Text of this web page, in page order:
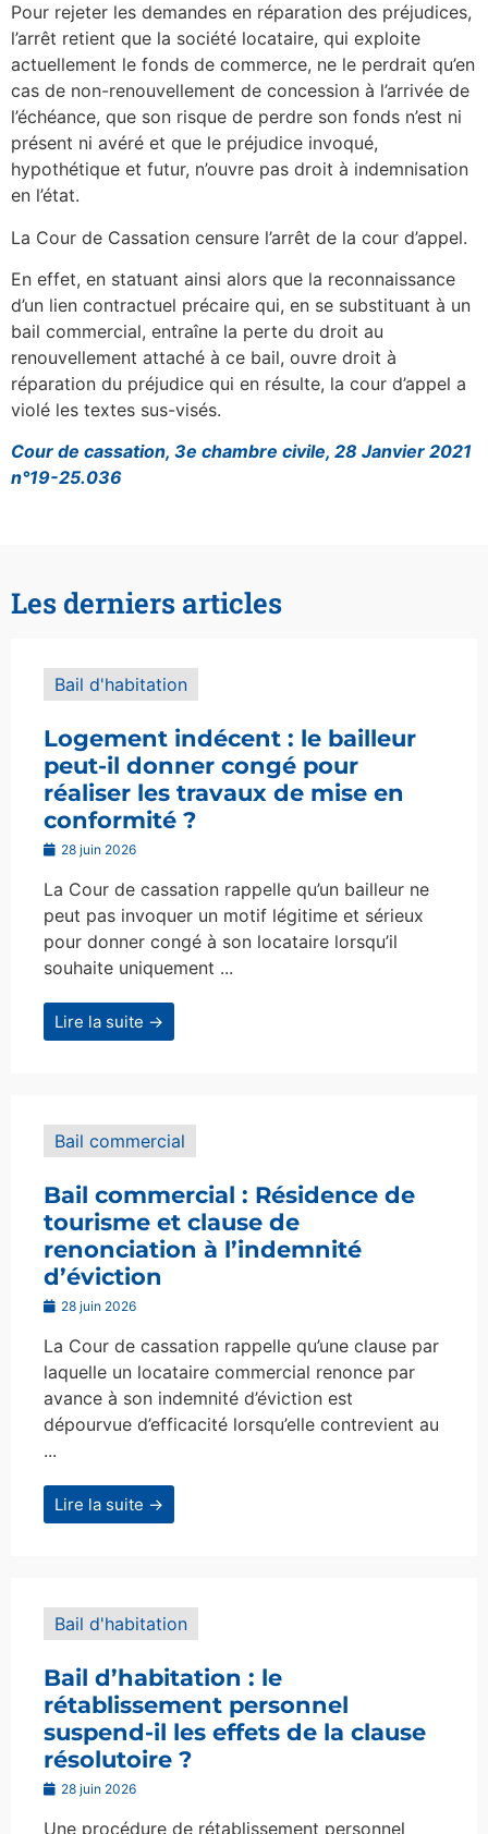
Pour rejeter les demandes en réparation des préjudices,
l’arrêt retient que la société locataire, qui exploite
actuellement le fonds de commerce, ne le perdrait qu’en
cas de non-renouvellement de concession à l’arrivée de
l’échéance, que son risque de perdre son fonds n’est ni
présent ni avéré et que le préjudice invoqué,
hypothétique et futur, n’ouvre pas droit à indemnisation
en l’état.
La Cour de Cassation censure l’arrêt de la cour d’appel.
En effet, en statuant ainsi alors que la reconnaissance
d’un lien contractuel précaire qui, en se substituant à un
bail commercial, entraîne la perte du droit au
renouvellement attaché à ce bail, ouvre droit à
réparation du préjudice qui en résulte, la cour d’appel a
violé les textes sus-visés.
Cour de cassation, 3e chambre civile, 28 Janvier 2021
n°19-25.036
Les derniers articles
Bail d'habitation
Logement indécent : le bailleur
peut-il donner congé pour
réaliser les travaux de mise en
conformité ?
28 juin 2026
La Cour de cassation rappelle qu’un bailleur ne
peut pas invoquer un motif légitime et sérieux
pour donner congé à son locataire lorsqu’il
souhaite uniquement ...
Lire la suite →
Bail commercial
Bail commercial : Résidence de
tourisme et clause de
renonciation à l’indemnité
d’éviction
28 juin 2026
La Cour de cassation rappelle qu’une clause par
laquelle un locataire commercial renonce par
avance à son indemnité d’éviction est
dépourvue d’efficacité lorsqu’elle contrevient au
...
Lire la suite →
Bail d'habitation
Bail d’habitation : le
rétablissement personnel
suspend-il les effets de la clause
résolutoire ?
28 juin 2026
Une procédure de rétablissement personnel